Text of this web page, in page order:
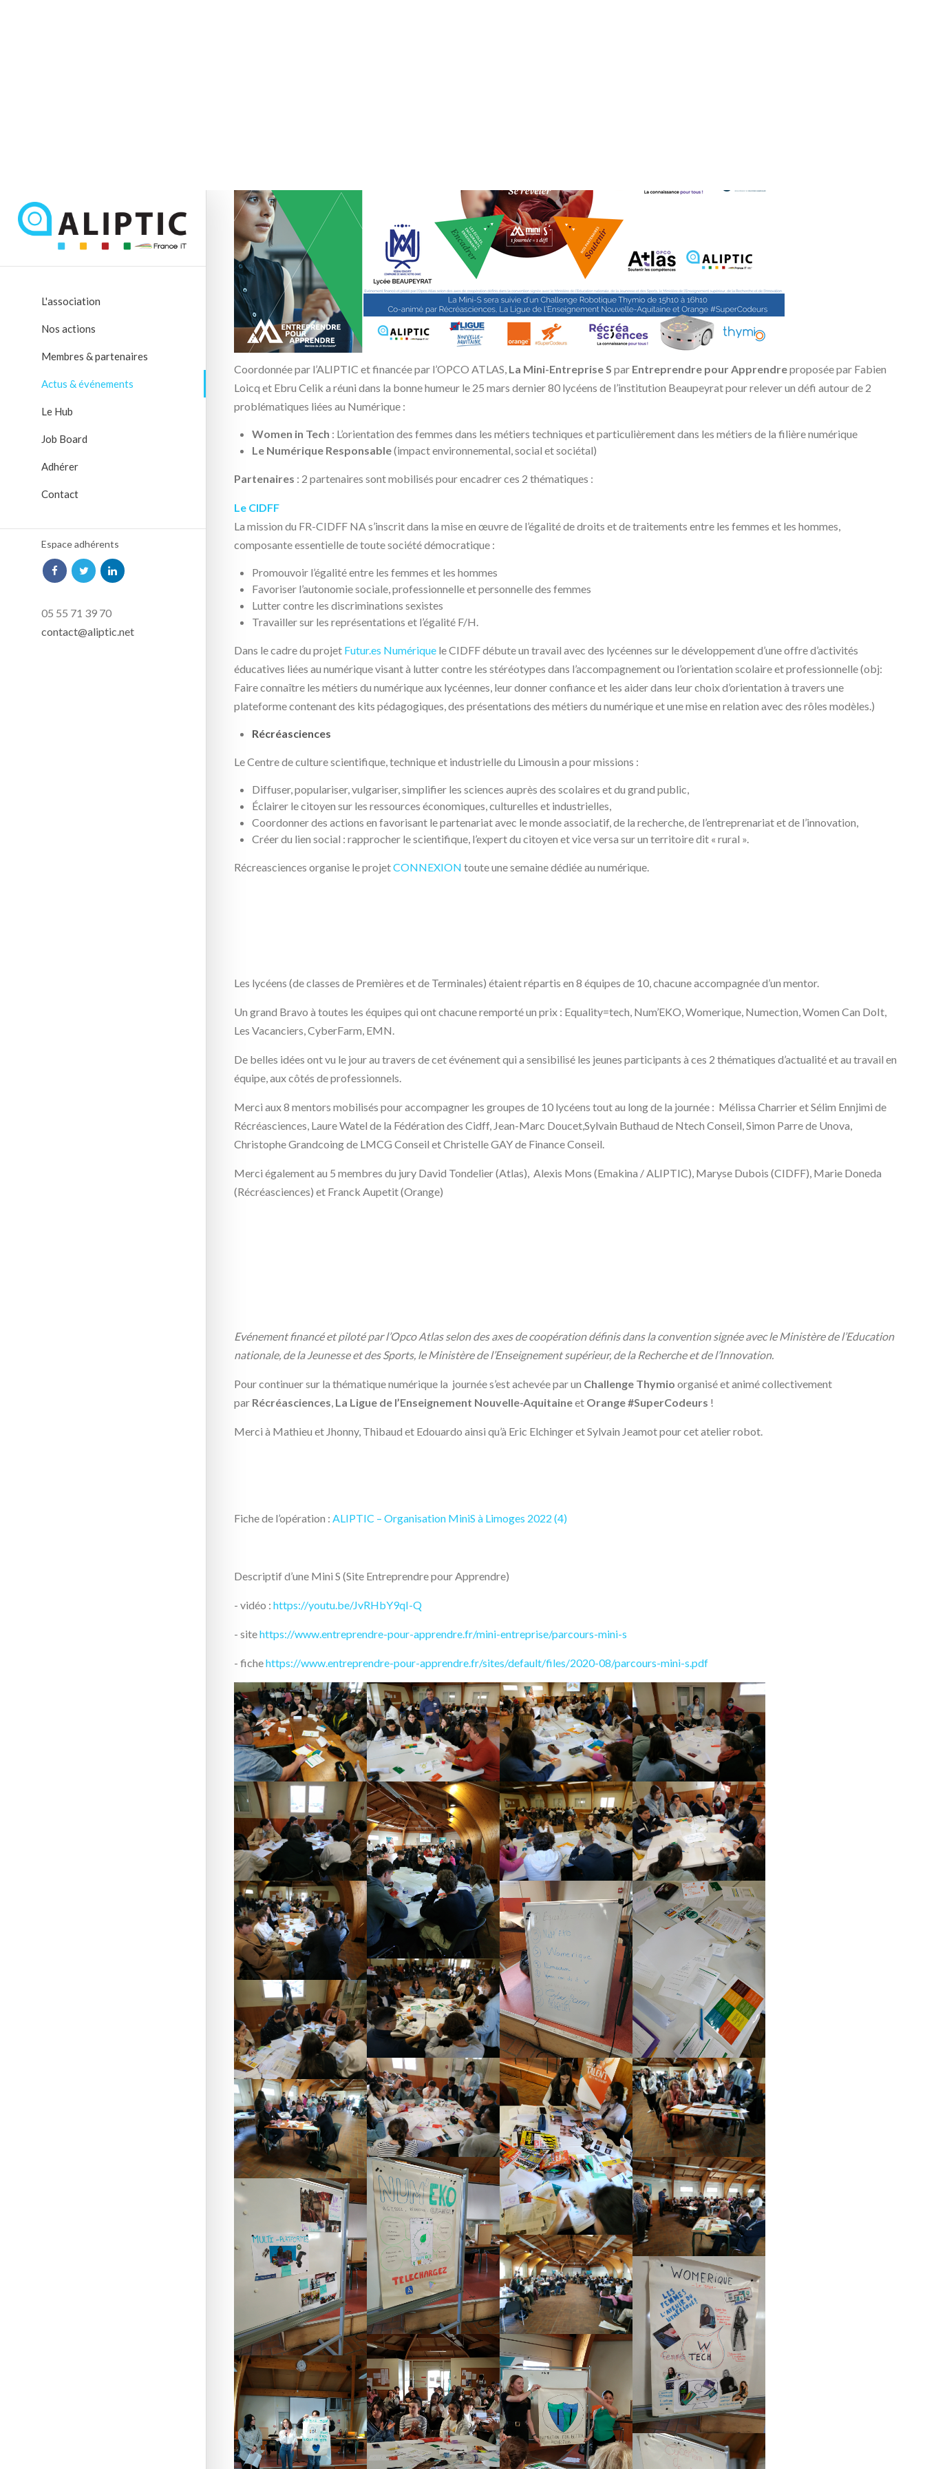
Le Hub
Job Board
Contact
Espace adhérents
contact@aliptic.net
Coordonnée par l’ALIPTIC et financée par l’OPCO ATLAS, La Mini-Entreprise S par Entreprendre pour Apprendreproposée par Fabien
Loicq et Ebru Celik a réuni dans la bonne humeur le 25 mars dernier 80 lycéens de l’institution Beaupeyrat pour relever un défi autour de 2
problématiques liées au Numérique :
Women in Tech : L’orientation des femmes dans les métiers techniques et particulièrement dans les métiers de la filière numérique
Le Numérique Responsable(impact environnemental, social et sociétal)
Partenaires : 2 partenaires sont mobilisés pour encadrer ces 2 thématiques :
Le CIDFF
La mission du FR-CIDFF NA s’inscrit dans la mise en œuvre de l’égalité de droits et de traitements entre les femmes et les hommes,
composante essentielle de toute société démocratique :
Promouvoir l’égalité entre les femmes et les hommes
Favoriser l’autonomie sociale, professionnelle et personnelle des femmes
Lutter contre les discriminations sexistes
Travailler sur les représentations et l’égalité F/H.
Dans le cadre du projet Futur.es Numérique le CIDFF débute un travail avec des lycéennes sur le développement d’une offre d’activités
éducatives liées au numérique visant à lutter contre les stéréotypes dans l’accompagnement ou l’orientation scolaire et professionnelle (obj:
Faire connaître les métiers du numérique aux lycéennes, leur donner confiance et les aider dans leur choix d’orientation à travers une
plateforme contenant des kits pédagogiques, des présentations des métiers du numérique et une mise en relation avec des rôles modèles.)
Récréasciences
Le Centre de culture scientifique, technique et industrielle du Limousin a pour missions :
Diffuser, populariser, vulgariser, simplifier les sciences auprès des scolaires et du grand public,
Éclairer le citoyen sur les ressources économiques, culturelles et industrielles,
Coordonner des actions en favorisant le partenariat avec le monde associatif, de la recherche, de l’entreprenariat et de l’innovation,
Créer du lien social : rapprocher le scientifique, l’expert du citoyen et vice versa sur un territoire dit « rural ».
Récreasciences organise le projetCONNEXION toute une semaine dédiée au numérique.
Les lycéens (de classes de Premières et de Terminales) étaient répartis en 8 équipes de 10, chacune accompagnée d’un mentor.
Un grand Bravo à toutes les équipes qui ont chacune remporté un prix : Equality=tech, Num’EKO, Womerique, Numection, Women Can DoIt,
Les Vacanciers, CyberFarm, EMN.
De belles idées ont vu le jour au travers de cet événement qui a sensibilisé les jeunes participants à ces 2 thématiques d’actualité et au travail en
équipe, aux côtés de professionnels.
Merci aux 8 mentors mobilisés pour accompagner les groupes de 10 lycéens tout au long de la journée : Mélissa Charrier et Sélim Ennjimi de
Récréasciences, Laure Watel de la Fédération des Cidff, Jean-Marc Doucet,Sylvain Buthaud de Ntech Conseil, Simon Parre de Unova,
Christophe Grandcoing de LMCG Conseil et Christelle GAY de Finance Conseil.
Merci également au 5 membres du jury David Tondelier (Atlas), Alexis Mons (Emakina / ALIPTIC), Maryse Dubois (CIDFF), Marie Doneda
(Récréasciences) et Franck Aupetit (Orange)
Evénement financé et piloté par l’Opco Atlas selon des axes de coopération définis dans la convention signée avec le Ministère de l’Education
nationale, de la Jeunesse et des Sports, le Ministère de l’Enseignement supérieur, de la Recherche et de l’Innovation.
Pour continuer sur la thématique numérique la journée s’est achevée par un Challenge Thymio organisé et animé collectivement
par Récréasciences, La Ligue de l’Enseignement Nouvelle-Aquitaineet Orange #SuperCodeurs !
Merci à Mathieu et Jhonny, Thibaud et Edouardo ainsi qu’à Eric Elchinger et Sylvain Jeamot pour cet atelier robot.
Fiche de l’opération : ALIPTIC – Organisation MiniS à Limoges 2022 (4)
Descriptif d’une Mini S (Site Entreprendre pour Apprendre)
- vidéo : https://youtu.be/JvRHbY9qI-Q
- sitehttps://www.entreprendre-pour-apprendre.fr/mini-entreprise/parcours-mini-s
- fichehttps://www.entreprendre-pour-apprendre.fr/sites/default/files/2020-08/parcours-mini-s.pdf